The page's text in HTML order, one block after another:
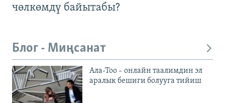
чөлкөмдү байытабы?
Блог - Миңсанат
Ала-Тоо – онлайн таалимдин эл
аралык бешиги болууга тийиш